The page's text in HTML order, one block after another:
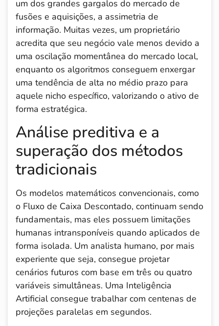
um dos grandes gargalos do mercado de
fusões e aquisições, a assimetria de
informação. Muitas vezes, um proprietário
acredita que seu negócio vale menos devido a
uma oscilação momentânea do mercado local,
enquanto os algoritmos conseguem enxergar
uma tendência de alta no médio prazo para
aquele nicho específico, valorizando o ativo de
forma estratégica.
Análise preditiva e a
superação dos métodos
tradicionais
Os modelos matemáticos convencionais, como
o Fluxo de Caixa Descontado, continuam sendo
fundamentais, mas eles possuem limitações
humanas intransponíveis quando aplicados de
forma isolada. Um analista humano, por mais
experiente que seja, consegue projetar
cenários futuros com base em três ou quatro
variáveis simultâneas. Uma Inteligência
Artificial consegue trabalhar com centenas de
projeções paralelas em segundos.